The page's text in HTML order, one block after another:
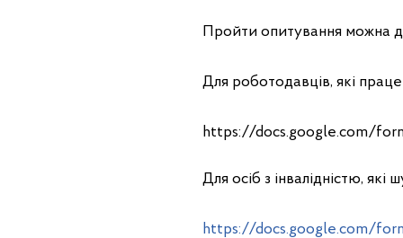
Пройти опитування можна
Для роботодавців, які
https://docs.google.com/
Для осіб з інвалідністю,
https://docs.google.com/